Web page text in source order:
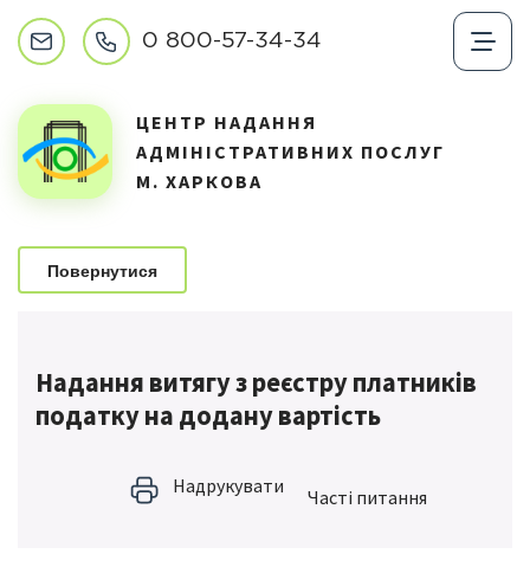
0 800-57-34-34
ЦЕНТР НАДАННЯ
АДМІНІСТРАТИВНИХ ПОСЛУГ
М. ХАРКОВА
Повернутися
Надрукувати Частi питання
Надання витягу з реєстру платників
податку на додану вартість